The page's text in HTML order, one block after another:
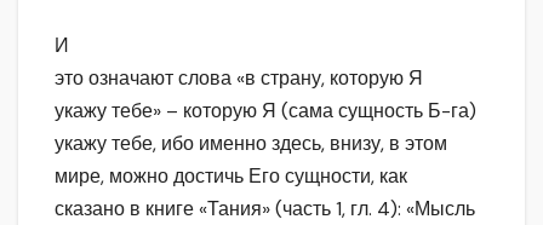
И
это означают слова «в страну, которую Я
укажу тебе» – которую Я (сама сущность Б-га)
укажу тебе, ибо именно здесь, внизу, в этом
мире, можно достичь Его сущности, как
сказано в книге «Тания» (часть 1, гл. 4): «Мысль